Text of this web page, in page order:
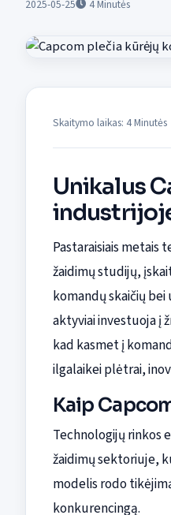
2025-05-25 4Minutės
Skaitymo laikas: 4 Minutės
Unikalus
Pastaraisiais metais
žaidimų studijų,
komandų skaičių bei
aktyviai investuoja į
kad kasmet į
ilgalaikei plėtrai,
Kaip
Technologijų rinkos
žaidimų sektoriuje,
modelis rodo
konkurencingą.